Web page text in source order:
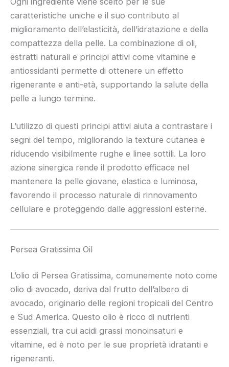
caratteristiche uniche e il suo contributo al
miglioramento dell’elasticità, dell’idratazione e della
compattezza della pelle. La combinazione di oli,
estratti naturali e principi attivi come vitamine e
antiossidanti permette di ottenere un effetto
rigenerante e anti-età, supportando la salute della
pelle a lungo termine.
L’utilizzo di questi principi attivi aiuta a contrastare i
segni del tempo, migliorando la texture cutanea e
riducendo visibilmente rughe e linee sottili. La loro
azione sinergica rende il prodotto efficace nel
mantenere la pelle giovane, elastica e luminosa,
favorendo il processo naturale di rinnovamento
cellulare e proteggendo dalle aggressioni esterne.
Persea Gratissima Oil
L’olio di Persea Gratissima, comunemente noto come
olio di avocado, deriva dal frutto dell’albero di
avocado, originario delle regioni tropicali del Centro
e Sud America. Questo olio è ricco di nutrienti
essenziali, tra cui acidi grassi monoinsaturi e
vitamine, ed è noto per le sue proprietà idratanti e
rigeneranti.